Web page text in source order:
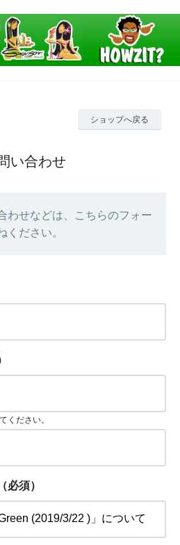
ショップへ戻る
い合わせ
わせなどは、こちらのフォー
ください。
ください。
（必須）